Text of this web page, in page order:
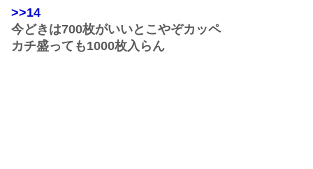
>>14
今どきは700枚がいいとこやぞカッペ
カチ盛っても1000枚入らん